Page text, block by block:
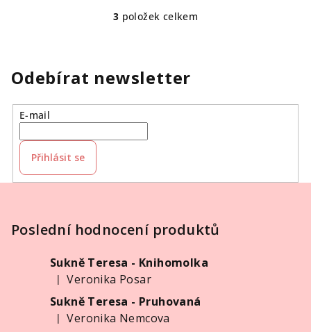
O
á
d
a
v
v
p
s
u
3 položek celkem
Odebírat newsletter
E-mail
Přihlásit se
Poslední hodnocení produktů
Sukně Teresa - Knihomolka
Hodnocení produktu je 5 z 5 hvězdiček.
|
Veronika Posar
Sukně Teresa - Pruhovaná
Hodnocení produktu je 5 z 5 hvězdiček.
|
Veronika Nemcova